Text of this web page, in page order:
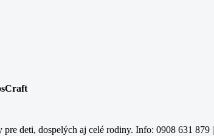
deti, dospelých aj celé rodiny. Info: 0908 631 879 |